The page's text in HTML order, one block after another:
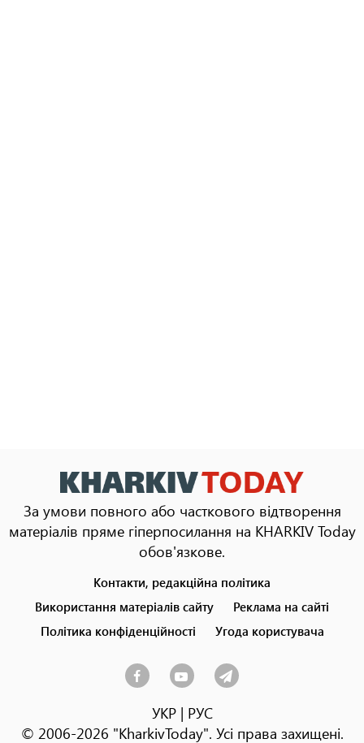
За умови повного або часткового відтворення
матеріалів пряме гіперпосилання на KHARKIV Today
обов'язкове.
menu
Контакти, редакційна політика
Використання матеріалів сайту
Реклама на сайті
Політика конфіденційності
Угода користувача
УКР| РУС
© 2006-2026 "KharkivToday". Усі права захищені.